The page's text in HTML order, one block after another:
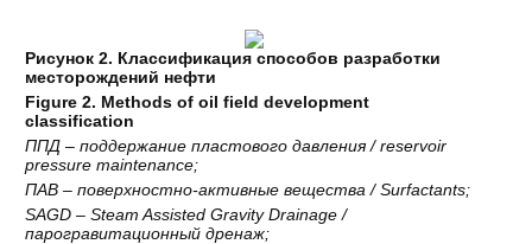
Рисунок 2. Классификация способов разработки
месторождений нефти
Figure 2. Methods of oil field development
classification
ППД – поддержание пластового давления / reservoir
pressure maintenance;
ПАВ – поверхностно-активные вещества / Surfactants;
SAGD – Steam Assisted Gravity Drainage /
парогравитационный дренаж;